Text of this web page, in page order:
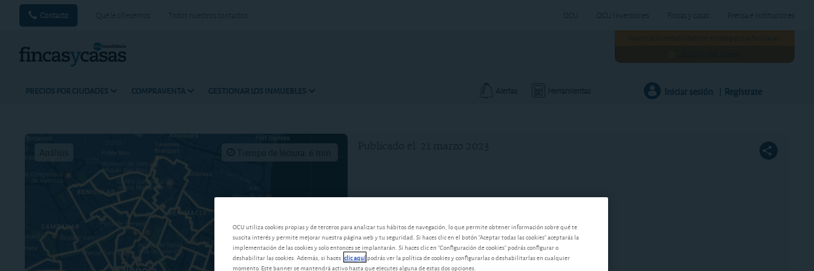
Contacto Qué le ofrecemos Todos nuestros contactos OCU OCU Inversiones Fincas y casas Prensa e instituciones
PRECIOS POR CIUDADES COMPRAVENTA GESTIONAR LOS INMUEBLES
Maximiza tu rentabilidad con estrategias que funcionan.
Iniciar sesión | Regístrate
OCU utiliza cookies propias y de terceros para analizar tus hábitos de navegación, lo que permite obtener información sobre qué te
suscita interés y permite mejorar nuestra página web y tu seguridad. Si haces clic en el botón "Aceptar todas las cookies" aceptarás la
implementación de las cookies y solo entonces se implantarán. Si haces clic en "Configuración de cookies" podrás configurar o
deshabilitar las cookies. Además, si haces clic aquípodrás ver la política de cookies y configurarlas o deshabilitarlas en cualquier
momento. Este banner se mantendrá activo hasta que ejecutes alguna de estas dos opciones.